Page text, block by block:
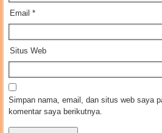
Email *
Situs Web
Simpan nama, email, dan situs web saya
komentar saya berikutnya.